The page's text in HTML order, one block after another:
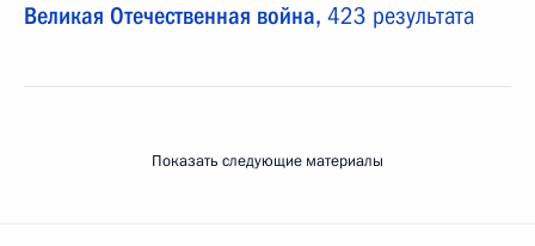
Великая Отечественная война, 423 результата
Показать следующие материалы